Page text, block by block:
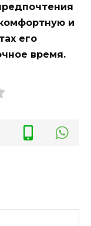
и
его
время.